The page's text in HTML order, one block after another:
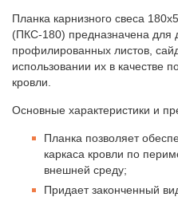
Планка карнизного свеса
(ПКС-180) предназначена для
профилированных листов,
использовании их в качестве
кровли.
Основные характеристики и
Планка позволяет
каркаса кровли по
внешней среду;
Придает законченный